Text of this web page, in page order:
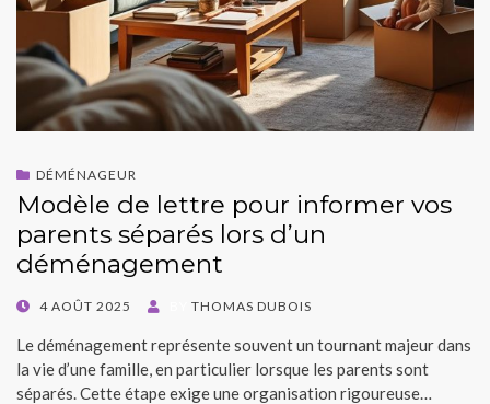
DÉMÉNAGEUR
Modèle de lettre pour informer vos
parents séparés lors d’un
déménagement
POSTED
4 AOÛT 2025 THOMAS DUBOIS
Le déménagement représente souvent un tournant majeur dans
la vie d’une famille, en particulier lorsque les parents sont
séparés. Cette étape exige une organisation rigoureuse…